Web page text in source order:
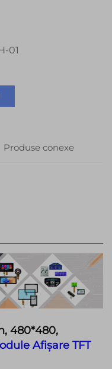
01
Produse conexe
480*480,
Afișare TFT